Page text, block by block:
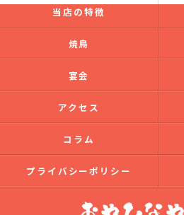
当店の特徴
焼鳥
宴会
アクセス
コラム
プライバシーポリシー